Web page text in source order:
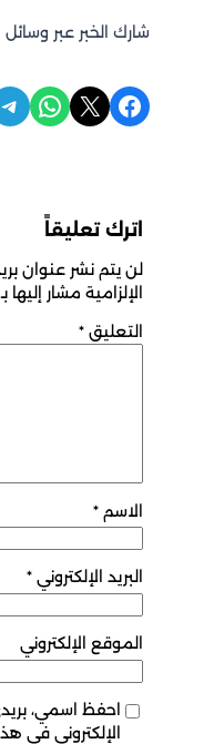
شارك الخبر عبر وسائل
Share on Facebook
Share on X
Share on WhatsApp
Share on Telegram
اترك تعليقاً
لن يتم نشر عنوان
الإلزامية مشار إليها بـ *
التعليق*
الاسم*
البريد الإلكتروني *
الموقع الإلكتروني
احفظ اسمي، بريدي
الإلكتروني في